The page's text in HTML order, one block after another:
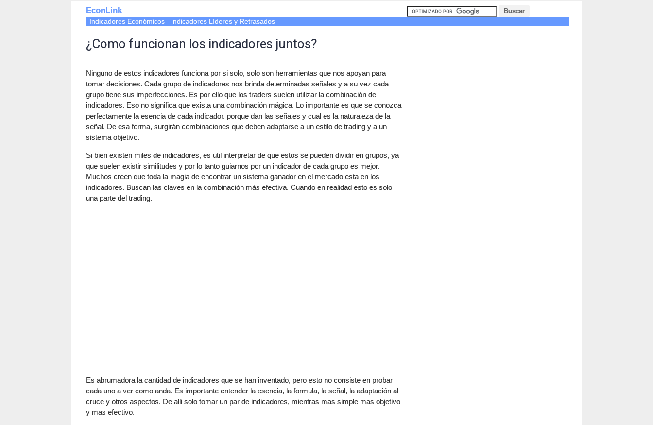
EconLink
Indicadores Económicos Indicadores Líderes y Retrasados
¿Como funcionan los indicadores juntos?
Ninguno de estos indicadores funciona por si solo, solo son herramientas que nos apoyan para
tomar decisiones. Cada grupo de indicadores nos brinda determinadas señales y a su vez cada
grupo tiene sus imperfecciones. Es por ello que los traders suelen utilizar la combinación de
indicadores. Eso no significa que exista una combinación mágica. Lo importante es que se conozca
perfectamente la esencia de cada indicador, porque dan las señales y cual es la naturaleza de la
señal. De esa forma, surgirán combinaciones que deben adaptarse a un estilo de trading y a un
sistema objetivo.
Si bien existen miles de indicadores, es útil interpretar de que estos se pueden dividir en grupos, ya
que suelen existir similitudes y por lo tanto guiarnos por un indicador de cada grupo es mejor.
Muchos creen que toda la magia de encontrar un sistema ganador en el mercado esta en los
indicadores. Buscan las claves en la combinación más efectiva. Cuando en realidad esto es solo
una parte del trading.
Es abrumadora la cantidad de indicadores que se han inventado, pero esto no consiste en probar
cada uno a ver como anda. Es importante entender la esencia, la formula, la señal, la adaptación al
cruce y otros aspectos. De alli solo tomar un par de indicadores, mientras mas simple mas objetivo
y mas efectivo.